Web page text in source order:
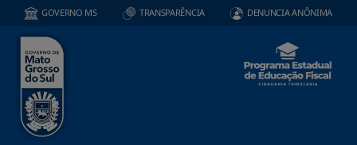
GOVERNO MS TRANSPARÊNCIA DENUNCIA ANÔNIMA